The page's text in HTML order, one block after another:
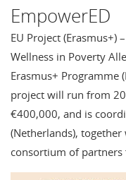
EmpowerED
EU Project (Erasmus+)
Wellness in Poverty
Erasmus+ Programme
project will run from
€400,000, and is
(Netherlands),
consortium of partners